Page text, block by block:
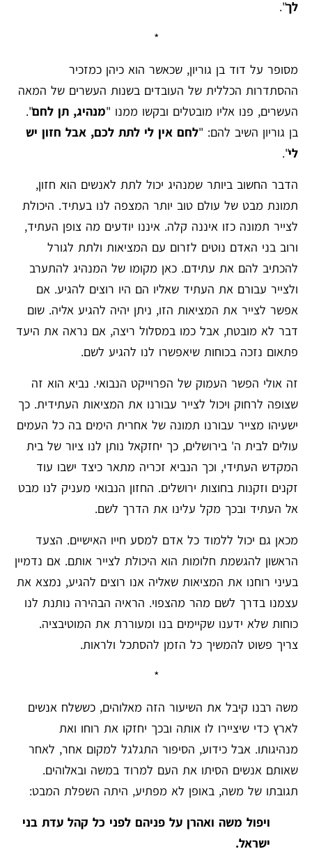
לך".
*
מסופר על דוד בן גוריון, שכאשר הוא כיהן כמזכיר
ההסתדרות הכללית של העובדים בשנות העשרים של המאה
העשרים, פנו אליו מובטלים ובקשו ממנו "מנהיג, תן לחם".
בן גוריון השיב להם: "לחם אין לי לתת לכם, אבל חזון יש
לי".
הדבר החשוב ביותר שמנהיג יכול לתת לאנשים הוא חזון,
תמונת מבט של עולם טוב יותר המצפה לנו בעתיד. היכולת
לצייר תמונה כזו איננה קלה. איננו יודעים מה צופן העתיד,
ורוב בני האדם נוטים לזרום עם המציאות ולתת לגורל
להכתיב להם את עתידם. כאן מקומו של המנהיג להתערב
ולצייר עבורם את העתיד שאליו הם היו רוצים להגיע. אם
אפשר לצייר את המציאות הזו, ניתן יהיה להגיע אליה. שום
דבר לא מובטח, אבל כמו במסלול ריצה, אם נראה את היעד
פתאום נזכה בכוחות שיאפשרו לנו להגיע לשם.
זה אולי הפשר העמוק של הפרוייקט הנבואי. נביא הוא זה
שצופה לרחוק ויכול לצייר עבורנו את המציאות העתידית. כך
ישעיהו מצייר עבורנו תמונה של אחרית הימים בה כל העמים
עולים לבית ה' בירושלים, כך יחזקאל נותן לנו ציור של בית
המקדש העתידי, וכך הנביא זכריה מתאר כיצד ישבו עוד
זקנים וזקנות בחוצות ירושלים. החזון הנבואי מעניק לנו מבט
אל העתיד ובכך מקל עלינו את הדרך לשם.
מכאן גם יכול ללמוד כל אדם למסע חייו האישיים. הצעד
הראשון להגשמת חלומות הוא היכולת לצייר אותם. אם נדמיין
בעיני רוחנו את המציאות שאליה אנו רוצים להגיע, נמצא את
עצמנו בדרך לשם מהר מהצפוי. הראיה הבהירה נותנת לנו
כוחות שלא ידענו שקיימים בנו ומעוררת את המוטיבציה.
צריך פשוט להמשיך כל הזמן להסתכל ולראות.
*
משה רבנו קיבל את השיעור הזה מאלוהים, כששלח אנשים
לארץ כדי שיציירו לו אותה ובכך יחזקו את רוחו ואת
מנהיגותו. אבל כידוע, הסיפור התגלגל למקום אחר, לאחר
שאותם אנשים הסיתו את העם למרוד במשה ובאלוהים.
תגובתו של משה, באופן לא מפתיע, היתה השפלת המבט:
ויפול משה ואהרן על פניהם לפני כל קהל עדת בני
ישראל.